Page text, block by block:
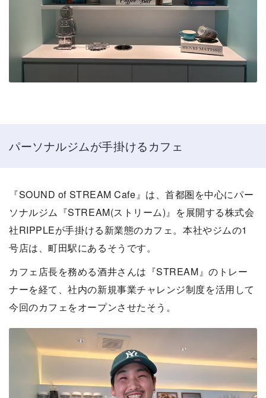
パーソナルジムが手掛けるカフェ
『SOUND of STREAM Cafe』は、首都圏を中心にパー
ソナルジム『STREAM(ストリーム)』を展開する株式会
社RIPPLEが手掛ける新業態のカフェ。本社やジムの1
号店は、町田駅にあるそうです。
カフェ店長を務める酒井さんは『STREAM』のトレー
ナーを経て、社内の新規事業チャレンジ制度を活用して
今回のカフェをオープンさせたそう。